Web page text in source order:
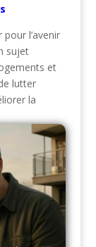
l’avenir
sujet
et
lutter
la